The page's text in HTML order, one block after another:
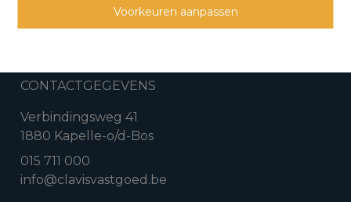
Voorkeuren aanpassen
CONTACTGEGEVENS
Verbindingsweg 41
1880 Kapelle-o/d-Bos
015 711 000
info@clavisvastgoed.be